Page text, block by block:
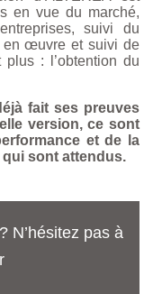
en vue du marché,
suivi du
en œuvre et suivi de
plus : l’obtention du
fait ses preuves
version, ce sont
et de la
sont attendus.
N’hésitez pas à